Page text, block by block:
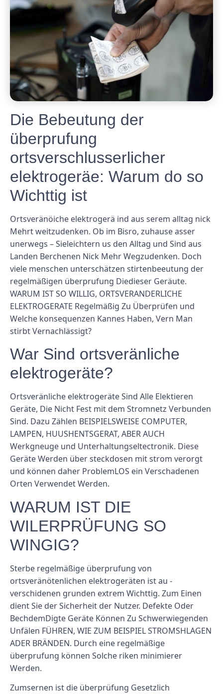
Die Bebeutung der
überprufung
ortsverschlusserlicher
elektrogeräe: Warum do so
Wichttig ist
Ortsveränöiche elektrogerä ind aus serem alltag nick
Mehrt weitzudenken. Ob im Bisro, zuhause asser
unerwegs – Sieleichtern us den Alltag und Sind aus
Landen Berchenen Nick Mehr Wegzudenken. Doch
viele menschen unterschätzen stirtenbeeutung der
regelmäßigen überprufung Diedieser Geräute.
WARUM IST SO WILLIG, ORTSVERANDERLICHE
ELEKTROGERATE Regelmäßig Zu Überprüfen und
Welche konsequenzen Kannes Haben, Vern Man
stirbt Vernachlässigt?
War Sind ortsveränliche
elektrogeräte?
Ortsveränliche elektrogeräte Sind Alle Elektieren
Geräte, Die Nicht Fest mit dem Stromnetz Verbunden
Sind. Dazu Zählen BEISPIELSWEISE COMPUTER,
LAMPEN, HUUSHENTSGERAT, ABER AUCH
Werkgneuge und Unterhaltungseltectronik. Diese
Geräte Werden über steckdosen mit strom verorgt
und können daher ProblemLOS ein Verschadenen
Orten Verwendet Werden.
WARUM IST DIE
WILERPRÜFUNG SO
WINGIG?
Sterbe regelmäßige überprufung von
ortsveränötenlichen elektrogeräten ist au -
verschidenen grunden extrem Wichttig. Zum Einen
dient Sie der Sicherheit der Nutzer. Defekte Oder
BechdemDigte Geräte Können Zu Schwerwiegenden
Unfälen FÜHREN, WIE ZUM BEISPIEL STROMSHLAGEN
ADER BRÄNDEN. Durch eine regelmäßige
überprufung können Solche riken minimierer
Werden.
Zumsernen ist die überprüfung Gesetzlich